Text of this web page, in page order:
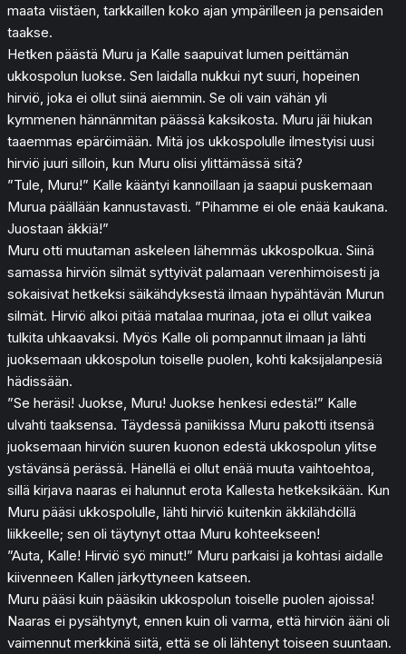
maata viistäen, tarkkaillen koko ajan ympärilleen ja pensaiden
taakse.
Hetken päästä Muru ja Kalle saapuivat lumen peittämän
ukkospolun luokse. Sen laidalla nukkui nyt suuri, hopeinen
hirviö, joka ei ollut siinä aiemmin. Se oli vain vähän yli
kymmenen hännänmitan päässä kaksikosta. Muru jäi hiukan
taaemmas epäröimään. Mitä jos ukkospolulle ilmestyisi uusi
hirviö juuri silloin, kun Muru olisi ylittämässä sitä?
”Tule, Muru!” Kalle kääntyi kannoillaan ja saapui puskemaan
Murua päällään kannustavasti. ”Pihamme ei ole enää kaukana.
Juostaan äkkiä!”
Muru otti muutaman askeleen lähemmäs ukkospolkua. Siinä
samassa hirviön silmät syttyivät palamaan verenhimoisesti ja
sokaisivat hetkeksi säikähdyksestä ilmaan hypähtävän Murun
silmät. Hirviö alkoi pitää matalaa murinaa, jota ei ollut vaikea
tulkita uhkaavaksi. Myös Kalle oli pompannut ilmaan ja lähti
juoksemaan ukkospolun toiselle puolen, kohti kaksijalanpesiä
hädissään.
”Se heräsi! Juokse, Muru! Juokse henkesi edestä!” Kalle
ulvahti taaksensa. Täydessä paniikissa Muru pakotti itsensä
juoksemaan hirviön suuren kuonon edestä ukkospolun ylitse
ystävänsä perässä. Hänellä ei ollut enää muuta vaihtoehtoa,
sillä kirjava naaras ei halunnut erota Kallesta hetkeksikään. Kun
Muru pääsi ukkospolulle, lähti hirviö kuitenkin äkkilähdöllä
liikkeelle; sen oli täytynyt ottaa Muru kohteekseen!
”Auta, Kalle! Hirviö syö minut!” Muru parkaisi ja kohtasi aidalle
kiivenneen Kallen järkyttyneen katseen.
Muru pääsi kuin pääsikin ukkospolun toiselle puolen ajoissa!
Naaras ei pysähtynyt, ennen kuin oli varma, että hirviön ääni oli
vaimennut merkkinä siitä, että se oli lähtenyt toiseen suuntaan.